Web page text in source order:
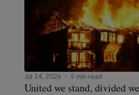
Jul 14, 2026 5 min read
United we stand, divided